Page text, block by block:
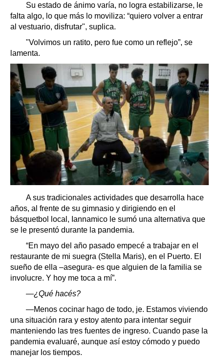
Su estado de ánimo varía, no logra estabilizarse, le
falta algo, lo que más lo moviliza: “quiero volver a entrar
al vestuario, disfrutar", suplica.
"Volvimos un ratito, pero fue como un reflejo”, se
lamenta.
A sus tradicionales actividades que desarrolla hace
años, al frente de su gimnasio y dirigiendo en el
básquetbol local, Iannamico le sumó una alternativa que
se le presentó durante la pandemia.
“En mayo del año pasado empecé a trabajar en el
restaurante de mi suegra (Stella Maris), en el Puerto. El
sueño de ella –asegura- es que alguien de la familia se
involucre. Y hoy me toca a mí”.
—¿Qué hacés?
—Menos cocinar hago de todo, je. Estamos viviendo
una situación rara y estoy atento para intentar seguir
manteniendo las tres fuentes de ingreso. Cuando pase la
pandemia evaluaré, aunque así estoy cómodo y puedo
manejar los tiempos.